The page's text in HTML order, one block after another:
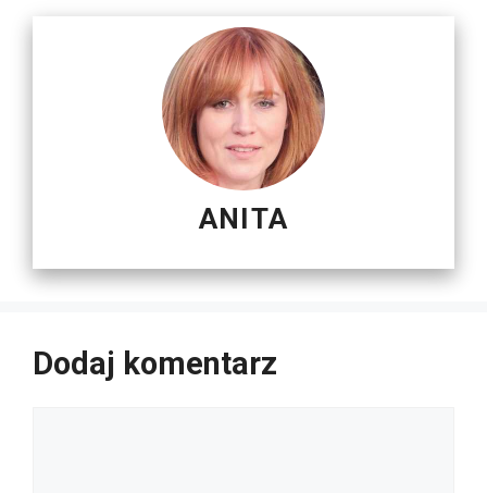
ANITA
Dodaj komentarz